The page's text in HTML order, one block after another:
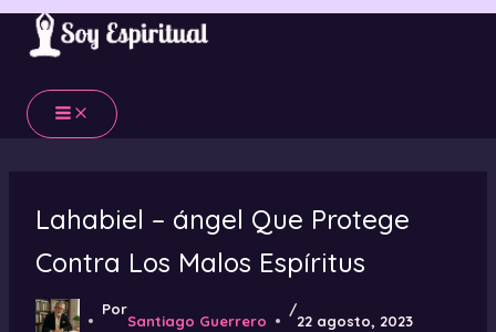
Ir
contenido
Lahabiel – ángel Que Protege
Contra Los Malos Espíritus
Por
Santiago Guerrero
/
22 agosto, 2023